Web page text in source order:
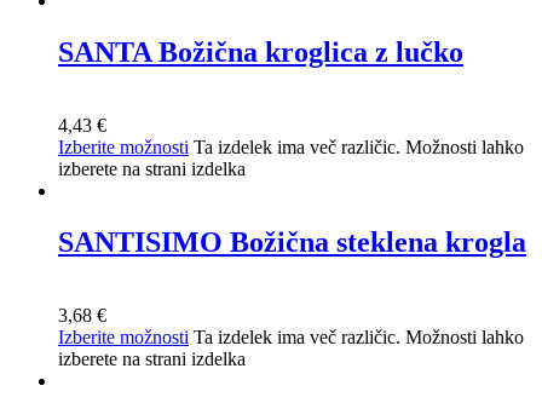
SANTA Božična kroglica z lučko
4,43 €
Izberite možnosti Ta izdelek ima več različic. Možnosti lahko
izberete na strani izdelka
SANTISIMO Božična steklena krogla
3,68 €
Izberite možnosti Ta izdelek ima več različic. Možnosti lahko
izberete na strani izdelka